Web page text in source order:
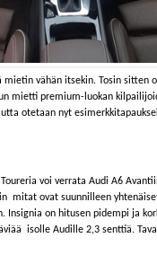
mietin vähän itsekin. Tosin sitten
mietti premium-luokan
otetaan nyt
voi verrata Audi A6
mitat ovat suunnilleen
Insignia on hitusen pidempi ja
isolle Audille 2,3 senttiä.